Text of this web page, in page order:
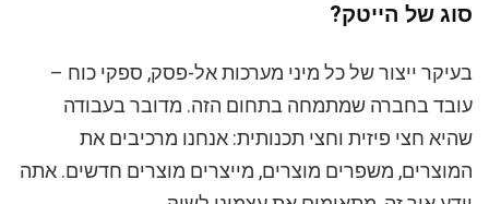
סוג של הייטק?
בעיקר ייצור של כל מיני מערכות אל-פסק, ספקי כוח –
עובד בחברה שמתמחה בתחום הזה. מדובר בעבודה
שהיא חצי פיזית וחצי תכנותית: אנחנו מרכיבים את
המוצרים, משפרים מוצרים, מייצרים מוצרים חדשים. אתה